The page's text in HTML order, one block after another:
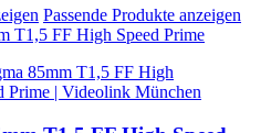
Passende Produkte anzeigen
T1,5 FF High Speed Prime